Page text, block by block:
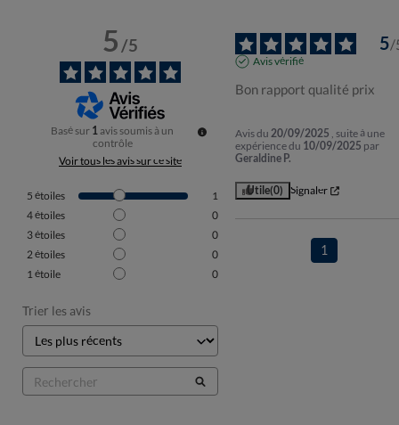
5/5
Basé sur 1avis soumis à un
contrôle
Voir tous les avis sur ce site
5 étoiles
1
4étoiles
0
3étoiles
0
2étoiles
0
1étoile 0
Trier les avis
5/
Avis vérifié
Bon rapport qualité prix
Avis du20/09/2025 , suite à une
expérience du 10/09/2025 par
Geraldine P.
Utile(0) Signaler
1